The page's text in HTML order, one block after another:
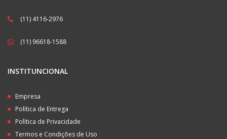
(11) 4116-2976
(11) 96618-1588
INSTITUNCIONAL
Empresa
Política de Entrega
Política de Privacidade
Termos e Condições de Uso